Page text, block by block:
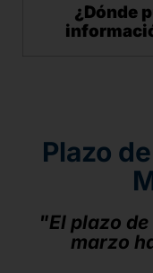
¿Dónde
Plazo
"El plazo
marzo